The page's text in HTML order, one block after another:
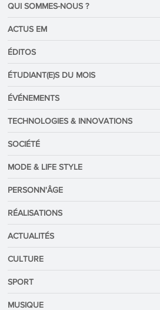
QUI SOMMES-NOUS ?
ACTUS EM
ÉDITOS
ÉTUDIANT(E)S DU MOIS
ÉVÉNEMENTS
TECHNOLOGIES & INNOVATIONS
SOCIÉTÉ
MODE & LIFE STYLE
PERSONN'ÂGE
RÉALISATIONS
ACTUALITÉS
CULTURE
SPORT
MUSIQUE